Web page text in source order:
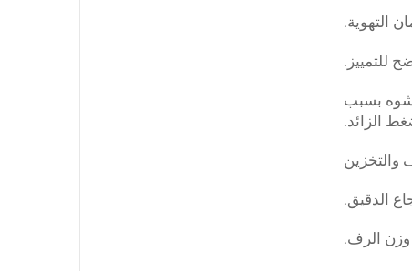
التهوية.
بسبب
الزائد.
الدقيق.
وزن الرف.